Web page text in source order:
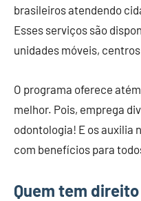
brasileiros atendendo
Esses serviços são
unidades móveis,
O programa oferece
melhor. Pois, emprega
odontologia! E os auxilia
com benefícios para
Quem tem